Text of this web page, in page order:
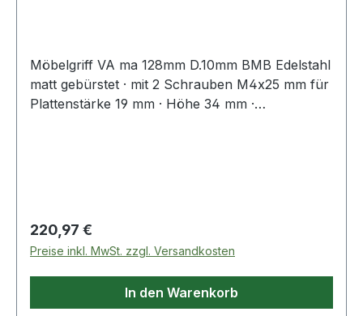
Möbelgriff VA ma 128mm D.10mm BMB Edelstahl
matt gebürstet · mit 2 Schrauben M4x25 mm für
Plattenstärke 19 mm · Höhe 34 mm ·
Regulärer Preis:
220,97 €
Preise inkl. MwSt. zzgl. Versandkosten
In den Warenkorb